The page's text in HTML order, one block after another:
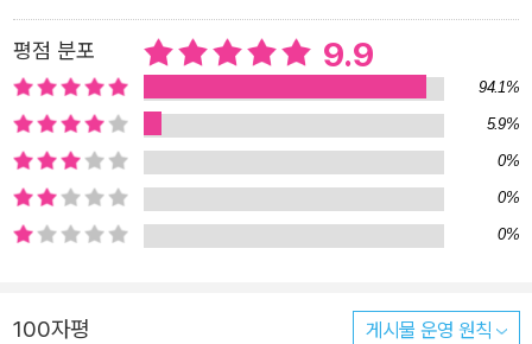
담 활용하기 4장 챗GPT보다 더 재미있는 AI 툴 써보기 챗GPT와
함께 쓰면 좋은 최신 AI 툴을 체험해봅니다. 음악·영상·자료 요약까지
생활을 더 풍부하게 만들어줍니다. [이런 걸 배워요] Suno로 노래
만들기 / Sora로 영상 만들기 / 노트북LM으로 자료 요약하기 / AI
오디오 파일 제작하기 / 제미나이와 구글 서비스 활용하기 / 나노바나
나로 이미지 생성하고 편집하기 5장 챗GPT로 콘텐츠 만들어 활용하
돌잔치·부고 인사말 작성하기 / 다양한 스타일의 초대 문구 만들기 /
평점 분포 9.9
94.1%
5.9%
0%
0%
0%
100자평 게시물 운영 원칙